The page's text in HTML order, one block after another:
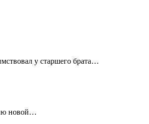
у старшего брата…
новой…